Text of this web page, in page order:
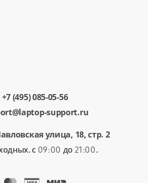
+7 (495) 085-05-56
support.ru
улица, 18, стр. 2
с 09:00 до 21:00.